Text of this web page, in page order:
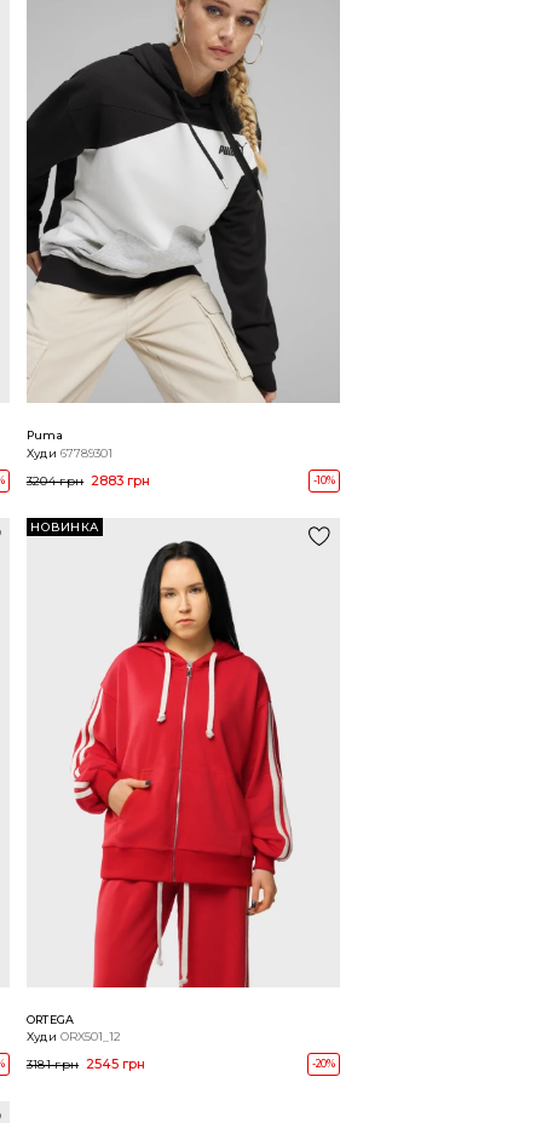
Puma
Худи67789301
3204 грн 2883 грн -10%
НОВИНКА
ORTEGA
ХудиORX501_12
3181 грн 2545 грн -20%